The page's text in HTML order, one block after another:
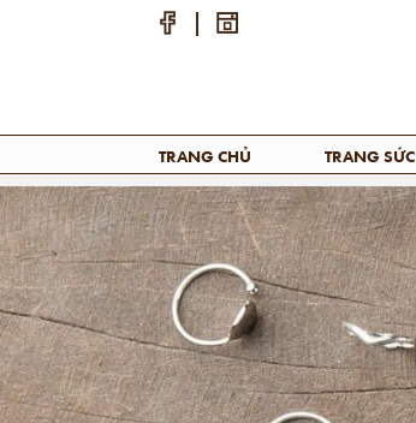
TRANG CHỦ TRANG SỨC